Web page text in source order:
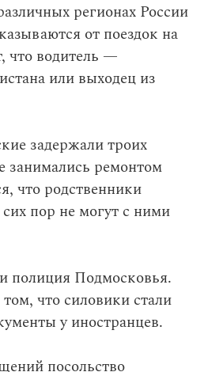
регионах России
от поездок на
что водитель —
или выходец из
задержали троих
занимались ремонтом
что родственники
пор не могут с ними
полиция Подмосковья.
что силовики стали
у иностранцев.
посольство